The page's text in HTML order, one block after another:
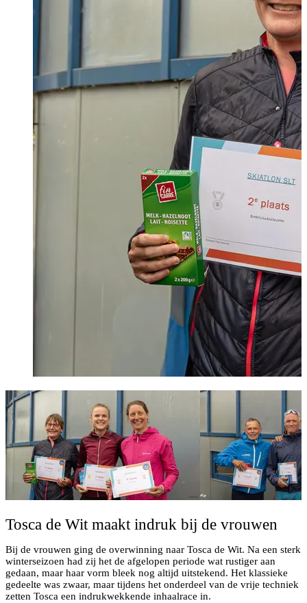
Tosca de Wit maakt indruk bij de vrouwen
Bij de vrouwen ging de overwinning naar Tosca de Wit. Na een sterk
winterseizoen had zij het de afgelopen periode wat rustiger aan
gedaan, maar haar vorm bleek nog altijd uitstekend. Het klassieke
gedeelte was zwaar, maar tijdens het onderdeel van de vrije techniek
zetten Tosca een indrukwekkende inhaalrace in.